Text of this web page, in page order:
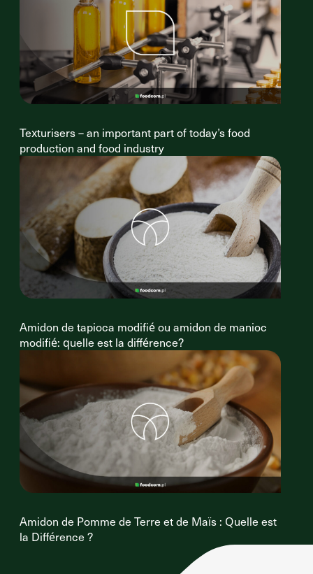
Texturisers – an important part of today’s food
production and food industry
Amidon de tapioca modifié ou amidon de manioc
modifié: quelle est la différence?
Amidon de Pomme de Terre et de Maïs : Quelle est
la Différence ?